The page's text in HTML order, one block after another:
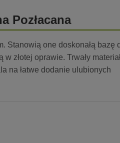
Pozłacana
Stanowią one doskonałą bazę
w złotej oprawie. Trwały
na łatwe dodanie ulubionych